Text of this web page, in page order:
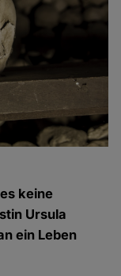
keine
Ursula
ein Leben